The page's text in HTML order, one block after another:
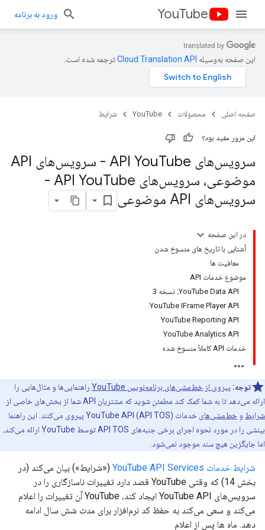
YouTube ورود به برنامه
این صفحه به‌وسیله ترجمه شده است.
صفحه اصلی محصولات YouTube شرایط
این مرور مفید بود؟
سرویس‌های API You
Tube - سرویس‌های API
موضوعی، سرویس‌های API You
Tube -
سرویس‌های API موضوعی
در این صفحه
آشنایی با تاریخ های منسوخ شدن
معافیت ها
موضوع خدمات API
YouTube Data API، نسخه 3
YouTube IFrame Player API
YouTube Reporting API
YouTube Analytics API
خدمات API کاملاً منسوخ شده
توجه: پیروی از خط‌مشی‌های برنامه‌نویس YouTube
راهنمایی‌ها و مثال‌هایی را
ارائه می‌دهد تا به شما کمک کند مطمئن شوید که مشتریان API شما از بخش‌های خاصی از
شرایط و خط‌مشی‌های
خدمات YouTube API (API TOS) پیروی می‌کنند. این راهنما
بینشی را در مورد نحوه اجرای برخی جنبه‌های API TOS توسط YouTube ارائه می‌کند،
اما جایگزین هیچ سند موجود نمی‌شود.
شرایط خدمات YouTube API Services
(«شرایط») بیان می‌کند (در
بخش 14) که وقتی YouTube قصد دارد تغییرات ناسازگاری را در
سرویس‌های YouTube API ایجاد کند، YouTube آن تغییرات را اعلام
می‌کند و سعی می‌کند به حفظ کد نرم‌افزار برای مدت شش سال ادامه
دهد. ماه ها پس از اعلام